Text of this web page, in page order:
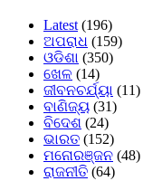
Latest (196)
ଅପରାଧ (159)
ଓଡିଶା (350)
ଖେଳ (14)
ଜୀବନଚର୍ଯ୍ୟା (11)
ବାଣିଜ୍ୟ (31)
ବିଦେଶ (24)
ଭାରତ (152)
ମନୋରଞ୍ଜନ (48)
ରାଜନୀତି (64)